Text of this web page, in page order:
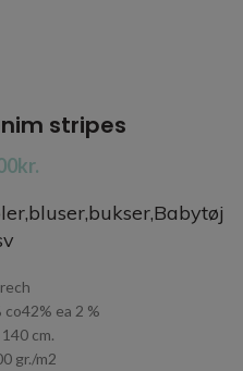
stripes
kr.
ea 2 %
cm.
gr./m2